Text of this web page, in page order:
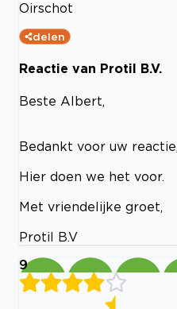
Oirschot
delen
Reactie van Protil B.V.
Beste Albert,
Bedankt voor uw
Hier doen we het voor.
Met vriendelijke groet,
Protil B.V
9